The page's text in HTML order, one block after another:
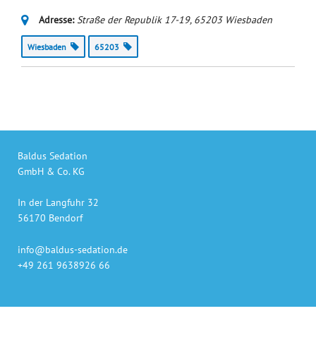
Adresse: Straße der Republik 17-19, 65203Wiesbaden
Wiesbaden 65203
Baldus Sedation
GmbH & Co. KG
In der Langfuhr 32
56170 Bendorf
info@baldus-sedation.de
+49 261 9638926 66